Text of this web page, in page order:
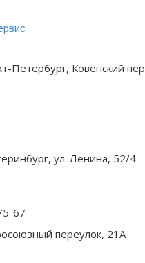
Петербург, Ковенский
ул. Ленина, 52/4
67
переулок, 21А